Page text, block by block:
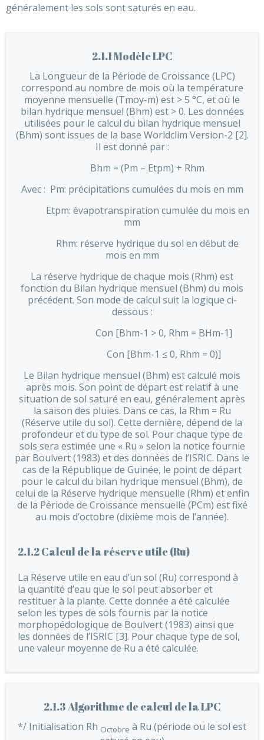
généralement les sols sont saturés en eau.
2.1.1 Modèle LPC
La Longueur de la Période de Croissance (LPC)
correspond au nombre de mois où la température
moyenne mensuelle (Tmoy-m) est > 5 °C, et où le
bilan hydrique mensuel (Bhm) est > 0. Les données
utilisées pour le calcul du bilan hydrique mensuel
(Bhm) sont issues de la base Worldclim Version-2 [2].
Il est donné par :
Bhm = (Pm – Etpm) + Rhm
Avec : Pm: précipitations cumulées du mois en mm
Etpm: évapotranspiration cumulée du mois en
mm
Rhm: réserve hydrique du sol en début de
mois en mm
La réserve hydrique de chaque mois (Rhm) est
fonction du Bilan hydrique mensuel (Bhm) du mois
précédent. Son mode de calcul suit la logique ci-
dessous :
Con [Bhm-1 > 0, Rhm = BHm-1]
Con [Bhm-1 ≤ 0, Rhm = 0)]
Le Bilan hydrique mensuel (Bhm) est calculé mois
après mois. Son point de départ est relatif à une
situation de sol saturé en eau, généralement après
la saison des pluies. Dans ce cas, la Rhm = Ru
(Réserve utile du sol). Cette dernière, dépend de la
profondeur et du type de sol. Pour chaque type de
sols sera estimée une « Ru » selon la notice fournie
par Boulvert (1983) et des données de l’ISRIC. Dans le
cas de la République de Guinée, le point de départ
pour le calcul du bilan hydrique mensuel (Bhm), de
celui de la Réserve hydrique mensuelle (Rhm) et enfin
de la Période de Croissance mensuelle (PCm) est fixé
au mois d’octobre (dixième mois de l’année).
2.1.2 Calcul de la réserve utile (Ru)
La Réserve utile en eau d’un sol (Ru) correspond à
la quantité d’eau que le sol peut absorber et
restituer à la plante. Cette donnée a été calculée
selon les types de sols fournis par la notice
morphopédologique de Boulvert (1983) ainsi que
les données de l’ISRIC [3]. Pour chaque type de sol,
une valeur moyenne de Ru a été calculée.
2.1.3 Algorithme de calcul de la LPC
*/ Initialisation Rh Octobre à Ru (période ou le sol est